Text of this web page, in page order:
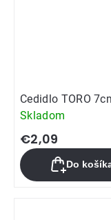
Cedidlo TORO
Skladom
€2,09
Do